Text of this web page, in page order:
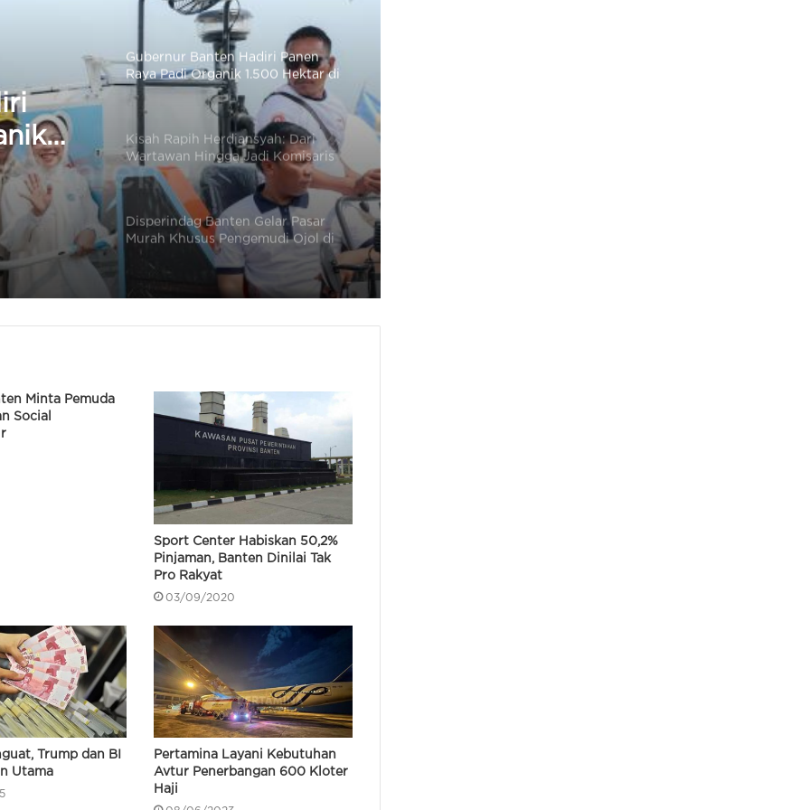
Jadi
Sukarame
Kisah Rapih Herdiansyah: Dari
Wartawan Hingga Jadi Komisaris
PT Pelabuhan Cilegon Mandiri
Disperindag Banten Gelar Pasar
Murah Khusus Pengemudi Ojol di
Panancangan
Gubernur Banten: Tahun 2026
Program Bang Andra Tangani 46,71
Km Jalan Desa
Pembangunan Jembatan Piano
Yang Hubungkan Serang –
Pertamina Pastikan Penyaluran
BBM di Sumatera Barat Stabil,
Antrean Kendaraan di SPBU Normal
Pertamina: Antrean Kendaraan di
SPBU Medan Mulai Normal
Bapanas: Harga Ayam dan Telur
Naik Saat Dimulai Lagi Program
MBG Pasca Libur Sekolah
Hadapi Musim Kemarau, Lebak
Siapkan 201 Pompa Air Untuk Areal
Pertanian
Gubernur Banten Hadiri Panen
Minta Pemuda
Social
Sport Center Habiskan 50,2%
Pinjaman, Banten Dinilai Tak
Pro Rakyat
03/09/2020
Trump dan BI
Utama
Pertamina Layani Kebutuhan
Avtur Penerbangan 600 Kloter
Haji